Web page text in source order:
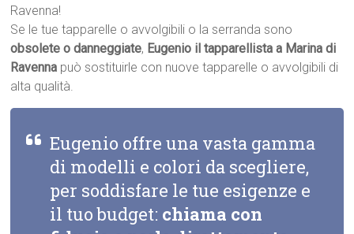
Ravenna!
Se le tue tapparelle o avvolgibili o la serranda sono
obsolete o danneggiate, Eugenio il tapparellista a Marina di
Ravenna può sostituirle con nuove tapparelle o avvolgibili di
alta qualità.
Eugenio offre una vasta gamma
di modelli e colori da scegliere,
per soddisfare le tue esigenze e
il tuo budget: chiama con